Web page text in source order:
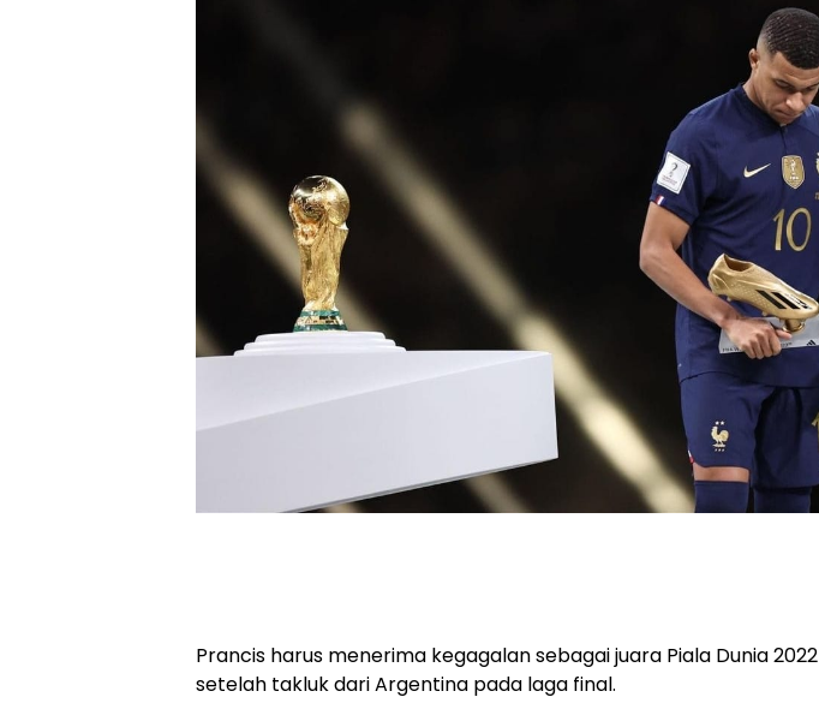
Prancis harus menerima kegagalan sebagai juara Piala Dunia 2022
setelah takluk dari Argentina pada laga final.